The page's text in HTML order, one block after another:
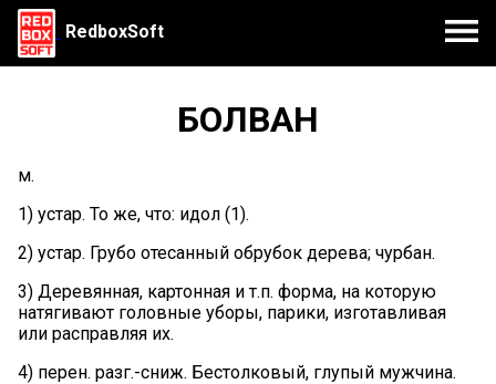
RedboxSoft
БОЛВАН
м.
1) устар. То же, что: идол (1).
2) устар. Грубо отесанный обрубок дерева; чурбан.
3) Деревянная, картонная и т.п. форма, на которую
натягивают головные уборы, парики, изготавливая
или расправляя их.
4) перен. разг.-сниж. Бестолковый, глупый мужчина.